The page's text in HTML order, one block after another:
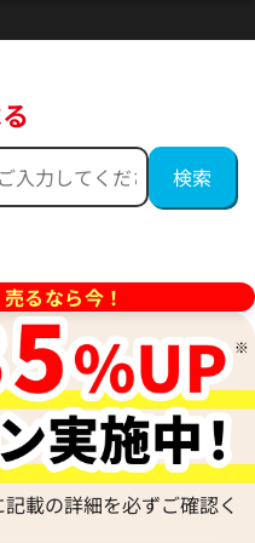
参考買取価格
円
年9月27日時点の参考
るなら今！
載の詳細を必ずご確認く